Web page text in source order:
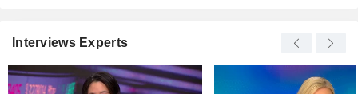
Interviews Experts